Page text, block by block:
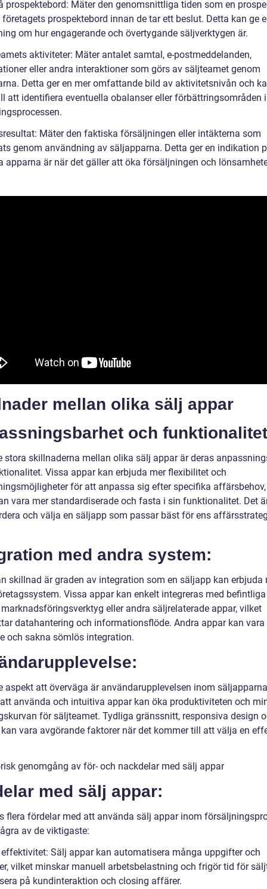
prospektebord: Mäter den genomsnittliga tiden som en
prospektebord innan de tar ett beslut. Detta kan ge
om hur engagerande och övertygande säljverktygen är.
aktiviteter: Mäter antalet samtal, e-postmeddelanden,
eller andra interaktioner som görs av säljteamet genom
Detta ger en mer omfattande bild av aktivitetsnivån och
att identifiera eventuella obalanser eller förbättringsområden
Mäter den faktiska försäljningen eller intäkterna som
genom användning av säljapparna. Detta ger en indikation
apparna är när det gäller att öka försäljningen och
mellan olika sälj appar
och
stora skillnaderna mellan olika sälj appar är deras
Vissa appar kan erbjuda mer flexibilitet och
för att anpassa sig efter specifika
vara mer standardiserade och fasta i sin funktionalitet. Det
och välja en säljapp som passar bäst för ens
med andra system:
skillnad är graden av integration som en säljapp kan erbjuda
Vissa appar kan enkelt integreras med befintliga
eller andra säljrelaterade appar, vilket
datahantering och informationsflöde. Andra appar kan vara
och sakna sömlös integration.
aspekt att överväga är användarupplevelsen inom
använda och intuitiva appar kan öka produktiviteten och
för säljteamet. Tydliga gränssnitt, responsiva design
vara avgörande faktorer när det kommer till att välja en
genomgång av för- och nackdelar med sälj appar
med sälj appar:
flera fördelar med att använda sälj appar inom
av de viktigaste:
effektivitet: Sälj appar kan automatisera många uppgifter och
vilket minskar manuell arbetsbelastning och frigör tid för
på kundinteraktion och closing affärer.